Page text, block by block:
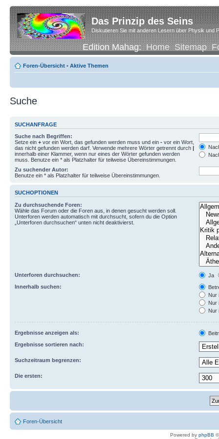
Das Prinzip des Seins
Diskutieren Sie mit anderen Lesern über Physik und
Edition Mahag:Home Sitemap
Foren-Übersicht • Aktive Themen
Suche
SUCHANFRAGE
Suche nach Begriffen:
Setze ein + vor ein Wort, das gefunden werden muss und ein - vor ein Wort,
das nicht gefunden werden darf. Verwende mehrere Wörter getrennt durch |
innerhalb einer Klammer, wenn nur eines der Wörter gefunden werden
muss. Benutze ein * als Platzhalter für teilweise Übereinstimmungen.
Zu suchender Autor:
Benutze ein * als Platzhalter für teilweise Übereinstimmungen.
SUCHOPTIONEN
Zu durchsuchende Foren:
Wähle das Forum oder die Foren aus, in denen gesucht werden soll.
Unterforen werden automatisch mit durchsucht, sofern du die Option
„Unterforen durchsuchen“ unten nicht deaktivierst.
Unterforen durchsuchen:
Ja
Innerhalb suchen:
Nur
Nur
Nur
Ergebnisse anzeigen als:
Ergebnisse sortieren nach:
Suchzeitraum begrenzen:
Die ersten:
Foren-Übersicht
Powered by phpBB